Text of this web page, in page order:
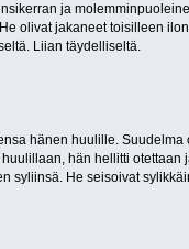
ja
olivat jakaneet toisilleen
Liian täydelliseltä.
hänen huulille.
hän hellitti
syliinsä. He seisoivat